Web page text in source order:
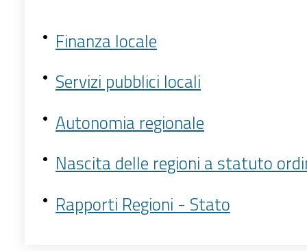
Finanza locale
Servizi pubblici locali
Autonomia regionale
Nascita delle regioni a statuto
Rapporti Regioni - Stato